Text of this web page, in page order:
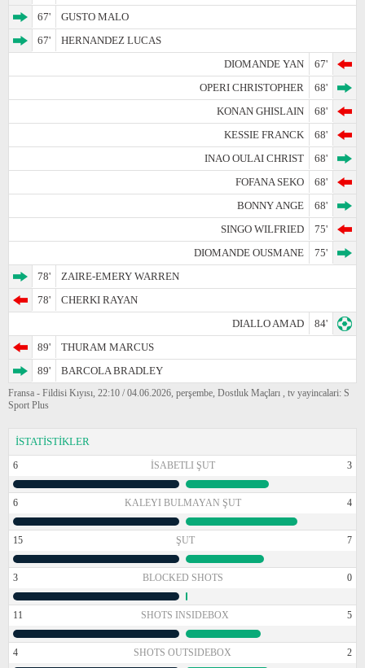
67'
GUSTO MALO
67'
HERNANDEZ LUCAS
DIOMANDE YAN
67'
OPERI CHRISTOPHER
68'
KONAN GHISLAIN
68'
KESSIE FRANCK
68'
INAO OULAI CHRIST
68'
FOFANA SEKO
68'
BONNY ANGE
68'
SINGO WILFRIED
75'
DIOMANDE OUSMANE
75'
78'
ZAIRE-EMERY WARREN
78'
CHERKI RAYAN
DIALLO AMAD
84'
89'
THURAM MARCUS
89'
BARCOLA BRADLEY
Fransa - Fildisi Kıyısı, 22:10 / 04.06.2026, perşembe, Dostluk Maçları , tv yayincalari: S
Sport Plus
İSTATİSTİKLER
6 İSABETLI ŞUT 3
6 KALEYI BULMAYAN ŞUT 4
15 ŞUT 7
3 BLOCKED SHOTS 0
11 SHOTS INSIDEBOX 5
4 SHOTS OUTSIDEBOX 2